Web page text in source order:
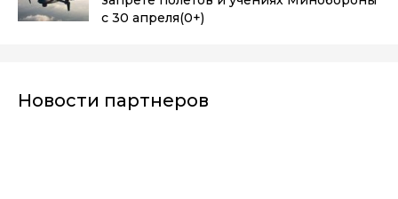
с 30 апреля(0+)
Новости партнеров